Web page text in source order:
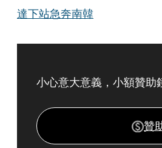
達下站急奔南韓
小心意大意義，小額贊助
贊